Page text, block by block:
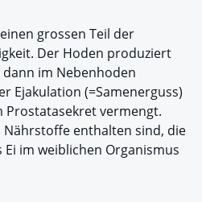
grossen Teil der
Der Hoden produziert
dann im Nebenhoden
Ejakulation (=Samenerguss)
Prostatasekret vermengt.
Nährstoffe enthalten sind, die
im weiblichen Organismus